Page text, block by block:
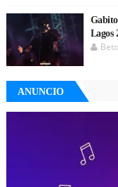
Lagos
ANUNCIO